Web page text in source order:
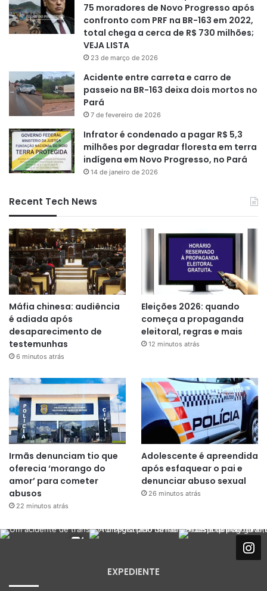
75 moradores de Novo Progresso após
confronto com PRF na BR-163 em 2022,
total chega a cerca de R$ 730 milhões;
VEJA LISTA
23 de março de 2026
Acidente entre carreta e carro de
passeio na BR-163 deixa dois mortos no
Pará
7 de fevereiro de 2026
Infrator é condenado a pagar R$ 5,3
milhões por degradar floresta em terra
indígena em Novo Progresso, no Pará
14 de janeiro de 2026
Recent Tech News
Máfia chinesa: audiência
é adiada após
desaparecimento de
testemunhas
6 minutos atrás
Eleições 2026: quando
começa a propaganda
eleitoral, regras e mais
12 minutos atrás
Irmãs denunciam tio que
oferecia ‘morango do
amor’ para cometer
abusos
22 minutos atrás
Adolescente é apreendida
após esfaquear o pai e
denunciar abuso sexual
26 minutos atrás
EXPEDIENTE